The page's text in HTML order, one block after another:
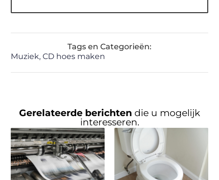
Tags en Categorieën:
Muziek,CD hoes maken
Gerelateerde berichten die u mogelijk
interesseren.